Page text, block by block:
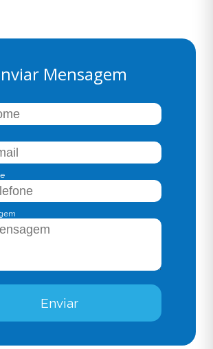
Mensagem
Enviar